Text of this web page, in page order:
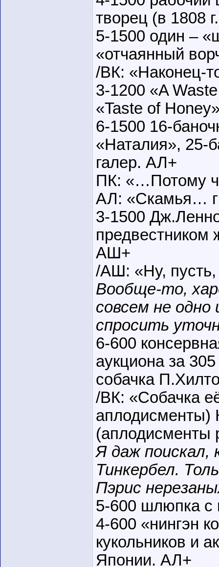
творец (в 1808
5-1500 один –
«отчаянный
/ВК: «Наконец-
3-1200 «A
«Taste of
6-1500 16-
«Наталия», 25-
галер. АЛ+
ПК: «…Потому
АЛ: «Скамья…
3-1500
предвестником
АШ+
/АШ: «Ну,
Вообще-то,
совсем не
спросить
6-600
аукциона за
собачка
/ВК: «Собачка
аплодисменты)
(аплодисменты
Я даж поискал,
Тинкербел.
Пэрис
5-600 шлюпка
4-600 «нингэн
кукольников и
Японии. АЛ+